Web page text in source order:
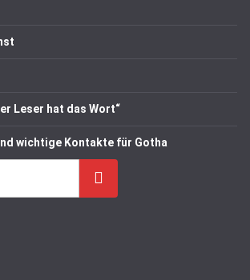
Leser hat das Wort“
wichtige Kontakte für Gotha
Suchen